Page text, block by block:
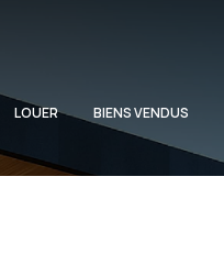
LOUER BIENS VENDUS